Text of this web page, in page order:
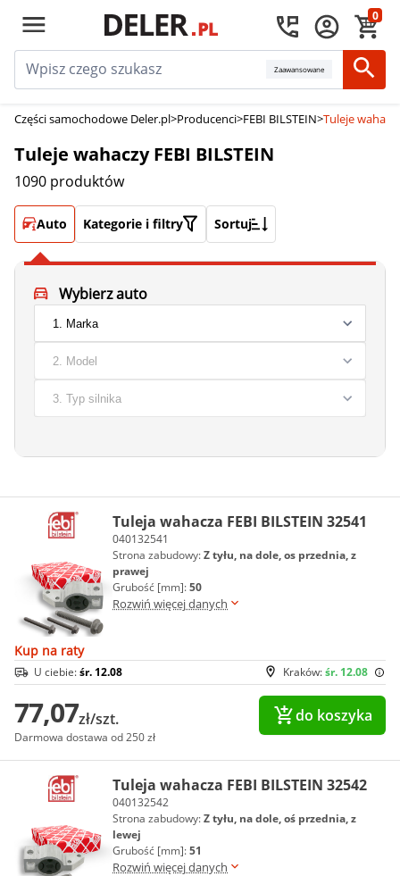
0
Zaawansowane
Części samochodowe Deler.pl>Producenci>FEBI BILSTEIN>Tuleje
Tuleje wahaczy FEBI BILSTEIN
1090 produktów
Auto Kategorie i filtry Sortuj
Wybierz auto
Tuleja wahacza FEBI BILSTEIN 32541
040132541
Strona zabudowy:Z tyłu, na dole, os przednia, z
prawej
Grubość [mm]:50
Rozwiń więcej danych
Kup na raty
Kraków:śr. 12.08
U ciebie:śr. 12.08
77,07zł/szt.
Darmowa dostawa od 250 zł
do koszyka
Tuleja wahacza FEBI BILSTEIN 32542
040132542
Strona zabudowy:Z tyłu, na dole, oś przednia, z
lewej
Grubość [mm]:51
Rozwiń więcej danych